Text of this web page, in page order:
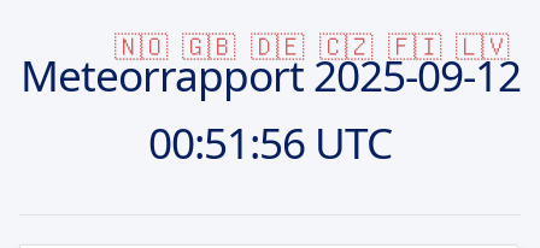
🇳🇴 🇬🇧 🇩🇪 🇨🇿 🇫🇮 🇱🇻
Meteorrapport2025-09-12
00:51:56 UTC